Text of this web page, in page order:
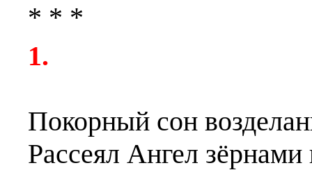
* * *
1.
Покорный сон
Рассеял Ангел